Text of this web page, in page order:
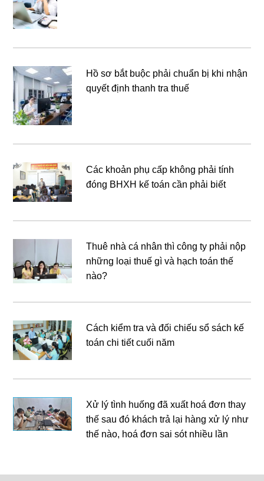
Hồ sơ bắt buộc phải chuẩn bị khi nhận
quyết định thanh tra thuế
Các khoản phụ cấp không phải tính
đóng BHXH kế toán cần phải biết
Thuê nhà cá nhân thì công ty phải nộp
những loại thuế gì và hạch toán thế
nào?
Cách kiểm tra và đối chiếu sổ sách kế
toán chi tiết cuối năm
Xử lý tình huống đã xuất hoá đơn thay
thế sau đó khách trả lại hàng xử lý như
thế nào, hoá đơn sai sót nhiều lần